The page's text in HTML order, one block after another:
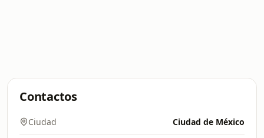
Contactos
Ciudad Ciudad de México